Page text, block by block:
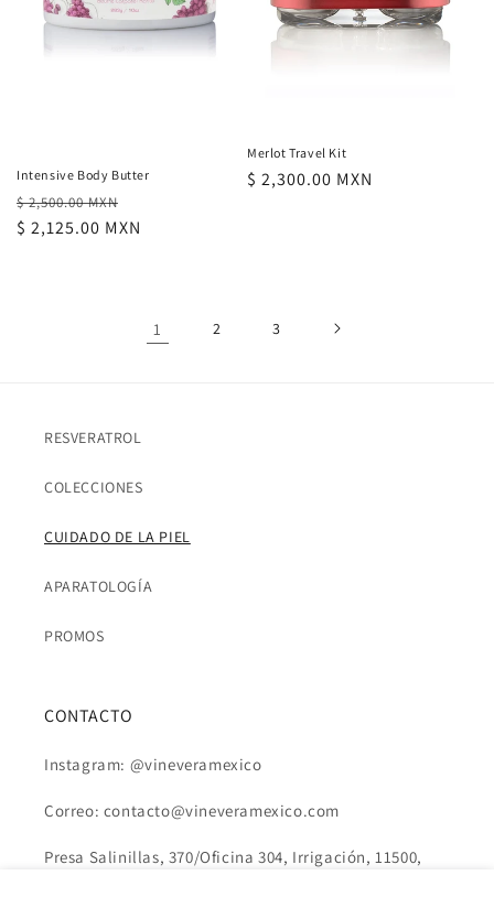
Intensive Body Butter
Precio
habitual
$ 2,500.00 MXN
de
$ 2,125.00 MXN
Merlot Travel Kit
Precio
$ 2,300.00 MXN
1 2 3
RESVERATROL
COLECCIONES
CUIDADO DE LA PIEL
APARATOLOGÍA
PROMOS
CONTACTO
Instagram: @vineveramexico
Correo: contacto@vineveramexico.com
Presa Salinillas, 370/Oficina 304, Irrigación, 11500,